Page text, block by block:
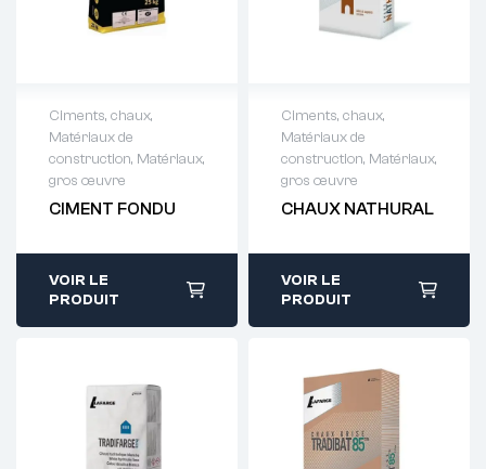
Ciments, chaux,
Matériaux de
construction, Matériaux,
gros œuvre
CIMENT FONDU
Demande de
devis : 01 64 88
VOIR LE
PRODUIT
Ciments, chaux,
Matériaux de
construction, Matériaux,
gros œuvre
CHAUX NATHURAL
Demande de
devis : 01 64 88
VOIR LE
PRODUIT